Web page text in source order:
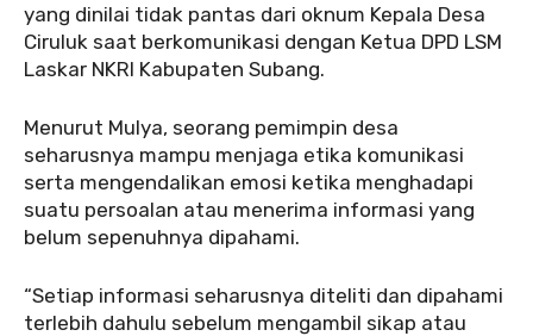
yang dinilai tidak pantas dari oknum Kepala Desa
Ciruluk saat berkomunikasi dengan Ketua DPD LSM
Laskar NKRI Kabupaten Subang.
Menurut Mulya, seorang pemimpin desa
seharusnya mampu menjaga etika komunikasi
serta mengendalikan emosi ketika menghadapi
suatu persoalan atau menerima informasi yang
belum sepenuhnya dipahami.
“Setiap informasi seharusnya diteliti dan dipahami
terlebih dahulu sebelum mengambil sikap atau